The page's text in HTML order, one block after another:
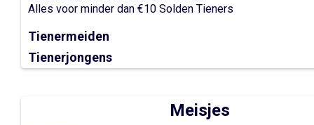
Alles voor minder dan €10 Solden Tieners
Tienermeiden
Tienerjongens
Meisjes